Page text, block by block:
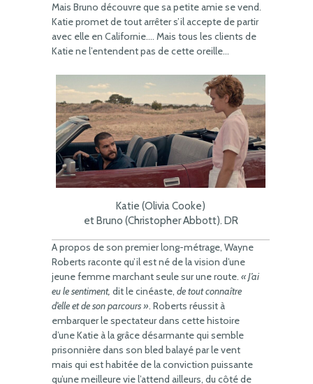
Mais Bruno découvre que sa petite amie se vend.
Katie promet de tout arrêter s’il accepte de partir
avec elle en Californie…. Mais tous les clients de
Katie ne l’entendent pas de cette oreille…
Katie (Olivia Cooke)
et Bruno (Christopher Abbott). DR
A propos de son premier long-métrage, Wayne
Roberts raconte qu’il est né de la vision d’une
jeune femme marchant seule sur une route. « J’ai
eu le sentiment, dit le cinéaste, de tout connaître
d’elle et de son parcours ». Roberts réussit à
embarquer le spectateur dans cette histoire
d’une Katie à la grâce désarmante qui semble
prisonnière dans son bled balayé par le vent
mais qui est habitée de la conviction puissante
qu’une meilleure vie l’attend ailleurs, du côté de